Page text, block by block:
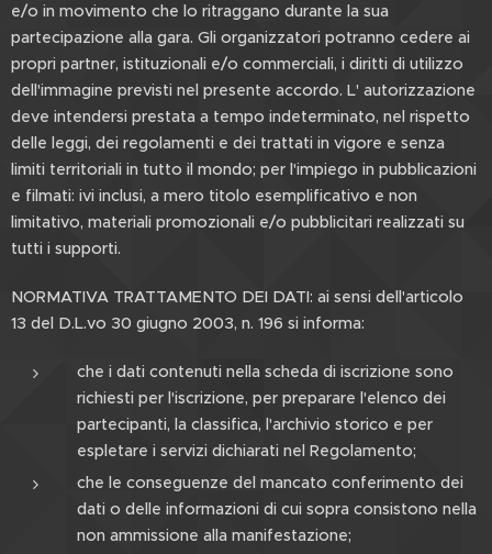
e/o in movimento che lo ritraggano durante la sua
partecipazione alla gara. Gli organizzatori potranno cedere ai
propri partner, istituzionali e/o commerciali, i diritti di utilizzo
dell'immagine previsti nel presente accordo. L' autorizzazione
deve intendersi prestata a tempo indeterminato, nel rispetto
delle leggi, dei regolamenti e dei trattati in vigore e senza
limiti territoriali in tutto il mondo; per l'impiego in pubblicazioni
e filmati: ivi inclusi, a mero titolo esemplificativo e non
limitativo, materiali promozionali e/o pubblicitari realizzati su
tutti i supporti.
NORMATIVA TRATTAMENTO DEI DATI: ai sensi dell'articolo
13 del D.L.vo 30 giugno 2003, n. 196 si informa:
che i dati contenuti nella scheda di iscrizione sono
richiesti per l'iscrizione, per preparare l'elenco dei
partecipanti, la classifica, l'archivio storico e per
espletare i servizi dichiarati nel Regolamento;
che le conseguenze del mancato conferimento dei
dati o delle informazioni di cui sopra consistono nella
non ammissione alla manifestazione;